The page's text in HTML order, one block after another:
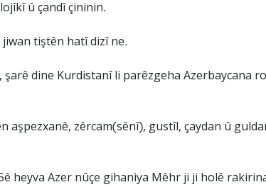
û çandî çininin.
tiştên hatî dizî ne.
dine Kurdistanî li parêzgeha Azerbaycana
aşpezxanê, zêrcam(sênî), gustîl, çaydan û
heyva Azer nûçe gihaniya Mêhr ji ji holê